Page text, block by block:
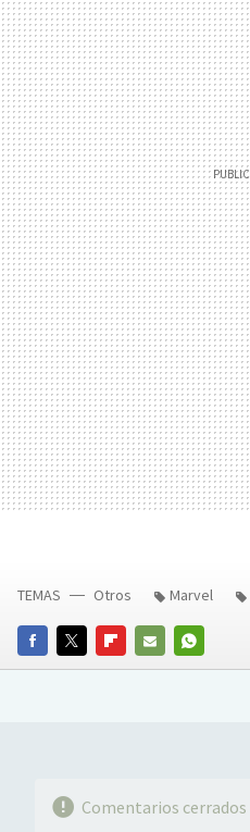
FACEBOOKTWITTERFLIPBOARD
E-
WHATSAPP
TEMAS Otros Marvel
Comentarios cerrados